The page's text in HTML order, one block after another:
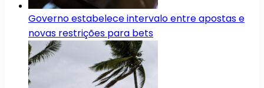
Governo estabelece intervalo entre apostas e
novas restrições para bets